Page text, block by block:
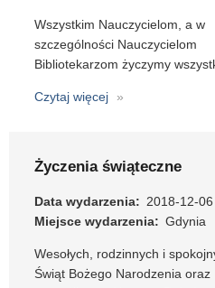
Wszystkim Nauczycielom, a w
szczególności Nauczycielom
Bibliotekarzom życzymy
Czytaj więcej
o
Życzenia świąteczne
Data wydarzenia
2018-12-06
Miejsce wydarzenia
Gdynia
Wesołych, rodzinnych i
Świąt Bożego Narodzenia oraz